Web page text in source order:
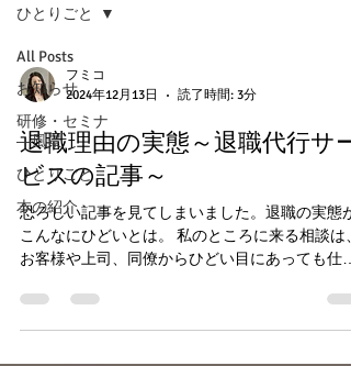
All Posts
お知らせ
研修・セミナ
―風景
ひとりごと
本の紹介
ひとりごと
フミコ
2024年12月13日
読了時間: 3分
退職理由の実態～退職代行サー
ビスの記事～
恐ろしい記事を見てしまいました。退職の実態が
こんなにひどいとは。 私のところに来る相談は、
お客様や上司、同僚からひどい目にあっても仕事
かといった前向きなものもあるのですが、こんな
にひどいなら即「労基に相談に行きましょう」